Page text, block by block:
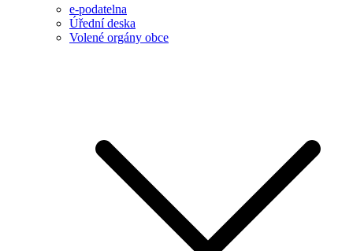
e-podatelna
Úřední deska
Volené orgány obce